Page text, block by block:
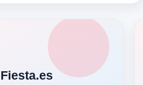
con su familia a un pueblecito de la…